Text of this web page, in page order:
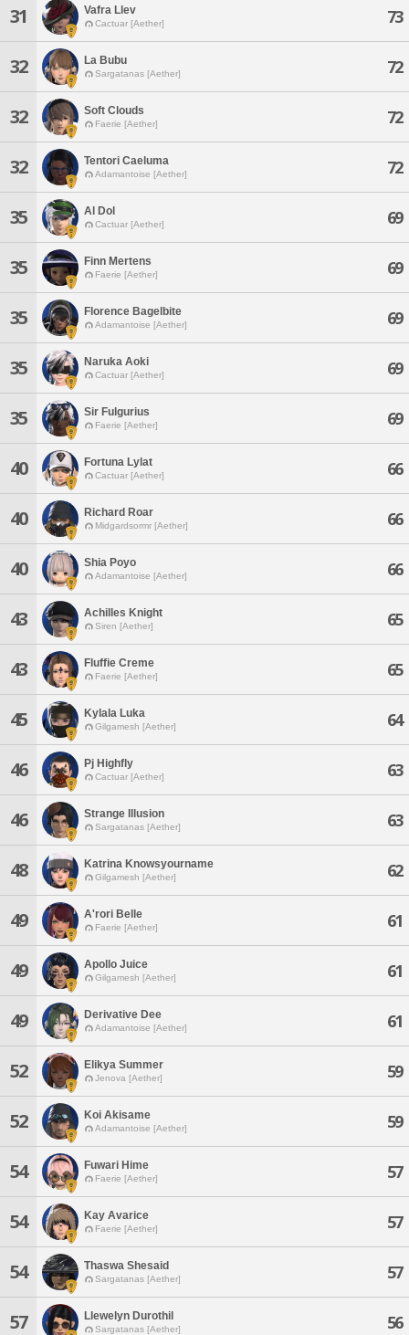
31 Vafra Llev
Cactuar [Aether] 73
32 La Bubu
Sargatanas [Aether] 72
32 Soft Clouds
Faerie [Aether] 72
32 Tentori Caeluma
Adamantoise [Aether] 72
35 Al Dol
Cactuar [Aether] 69
35 Finn Mertens
Faerie [Aether] 69
35 Florence Bagelbite
Adamantoise [Aether] 69
35 Naruka Aoki
Cactuar [Aether] 69
35 Sir Fulgurius
Faerie [Aether] 69
40 Fortuna Lylat
Cactuar [Aether] 66
40 Richard Roar
Midgardsormr [Aether] 66
40 Shia Poyo
Adamantoise [Aether] 66
43 Achilles Knight
Siren [Aether] 65
43 Fluffie Creme
Faerie [Aether] 65
45 Kylala Luka
Gilgamesh [Aether] 64
46 Pj Highfly
Cactuar [Aether] 63
46 Strange Illusion
Sargatanas [Aether] 63
48 Katrina Knowsyourname
Gilgamesh [Aether] 62
49 A'rori Belle
Faerie [Aether] 61
49 Apollo Juice
Gilgamesh [Aether] 61
49 Derivative Dee
Adamantoise [Aether] 61
52 Elikya Summer
Jenova [Aether] 59
52 Koi Akisame
Adamantoise [Aether] 59
54 Fuwari Hime
Faerie [Aether] 57
54 Kay Avarice
Faerie [Aether] 57
54 Thaswa Shesaid
Sargatanas [Aether] 57
57 Llewelyn Durothil
Sargatanas [Aether] 56